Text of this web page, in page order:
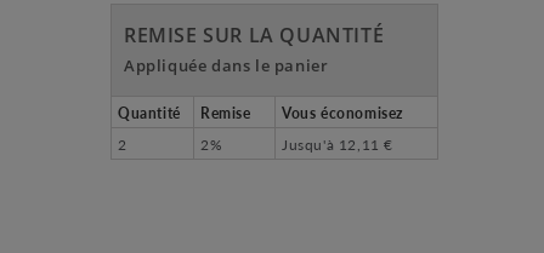
REMISE SUR LA QUANTITÉ
Appliquée dans le panier
Quantité Remise
Vous économisez
2
2% Jusqu'à 12,11 €